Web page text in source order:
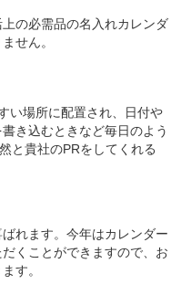
属リサイクル業
います。
調設備
の必需品の名入れカレンダ
せん。
い場所に配置され、日付や
き込むときなど毎日のよう
と貴社のPRをしてくれる
れます。今年はカレンダー
くことができますので、お
す。